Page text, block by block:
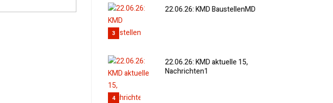
3
22.06.26: KMD BaustellenMD
4
22.06.26: KMD aktuelle 15,
Nachrichten1